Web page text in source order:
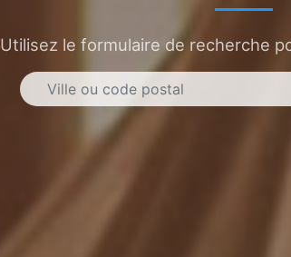
Utilisez le formulaire de recherche